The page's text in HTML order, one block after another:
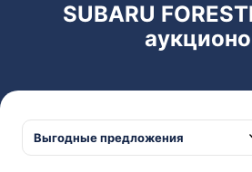
SUBARU